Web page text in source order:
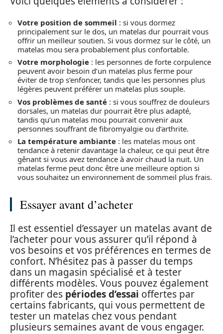
Votre position de sommeil : si vous dormez
principalement sur le dos, un matelas dur pourrait vous
offrir un meilleur soutien. Si vous dormez sur le côté, un
matelas mou sera probablement plus confortable.
Votre morphologie : les personnes de forte corpulence
peuvent avoir besoin d’un matelas plus ferme pour
éviter de trop s’enfoncer, tandis que les personnes plus
légères peuvent préférer un matelas plus souple.
Vos problèmes de santé : si vous souffrez de douleurs
dorsales, un matelas dur pourrait être plus adapté,
tandis qu’un matelas mou pourrait convenir aux
personnes souffrant de fibromyalgie ou d’arthrite.
La température ambiante : les matelas mous ont
tendance à retenir davantage la chaleur, ce qui peut être
gênant si vous avez tendance à avoir chaud la nuit. Un
matelas ferme peut donc être une meilleure option si
vous souhaitez un environnement de sommeil plus frais.
Essayer avant d’acheter
Il est essentiel d’essayer un matelas avant de
l’acheter pour vous assurer qu’il répond à
vos besoins et vos préférences en termes de
confort. N’hésitez pas à passer du temps
dans un magasin spécialisé et à tester
différents modèles. Vous pouvez également
profiter des périodes d’essai offertes par
certains fabricants, qui vous permettent de
tester un matelas chez vous pendant
plusieurs semaines avant de vous engager.